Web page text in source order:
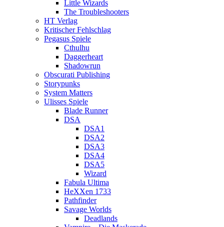
Little Wizards
The Troubleshooters
HT Verlag
Kritischer Fehlschlag
Pegasus Spiele
Cthulhu
Daggerheart
Shadowrun
Obscurati Publishing
Storypunks
System Matters
Ulisses Spiele
Blade Runner
DSA
DSA1
DSA2
DSA3
DSA4
DSA5
Wizard
Fabula Ultima
HeXXen 1733
Pathfinder
Savage Worlds
Deadlands